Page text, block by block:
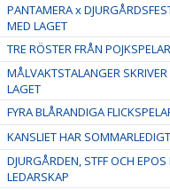
PANTAMERA x
MED LAGET
TRE RÖSTER FRÅN
MÅLVAKTSTALANGER
LAGET
FYRA BLÅRANDIGA
KANSLIET HAR
DJURGÅRDEN, STFF OCH
LEDARSKAP